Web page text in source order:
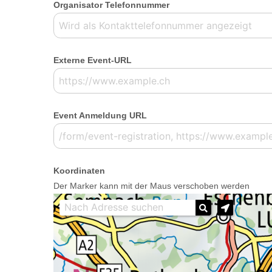
Organisator Telefonnummer
Externe Event-URL
Event Anmeldung URL
Koordinaten
Der Marker kann mit der Maus verschoben werden